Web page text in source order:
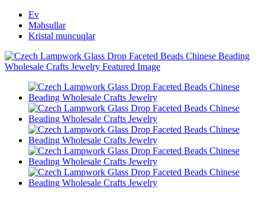
Ev
Məhsullar
Kristal muncuqlar